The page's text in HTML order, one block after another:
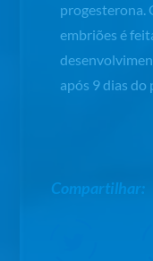
progesterona.
embriões é
após 9 dias
Compartilhar: